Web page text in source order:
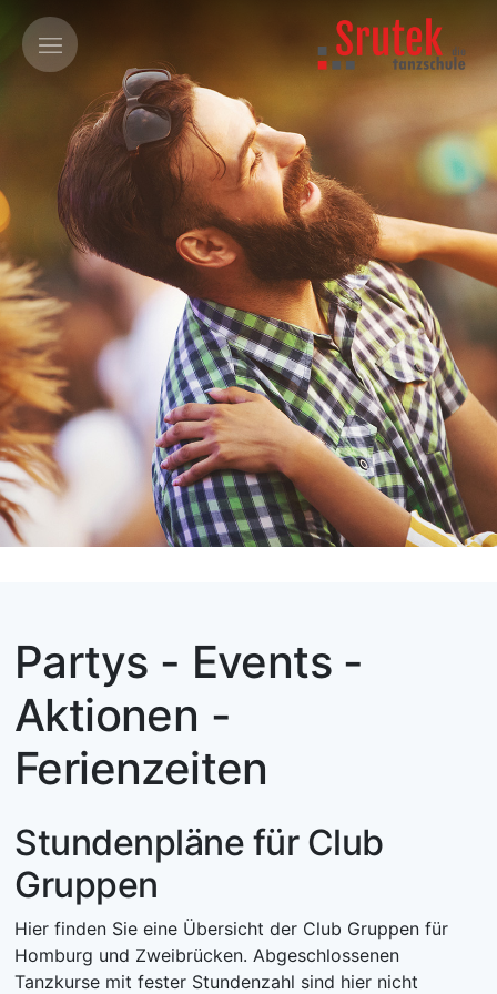
Partys - Events -
Aktionen -
Ferienzeiten
Stundenpläne für Club
Gruppen
Hier finden Sie eine Übersicht der Club Gruppen für
Homburg und Zweibrücken. Abgeschlossenen
Tanzkurse mit fester Stundenzahl sind hier nicht